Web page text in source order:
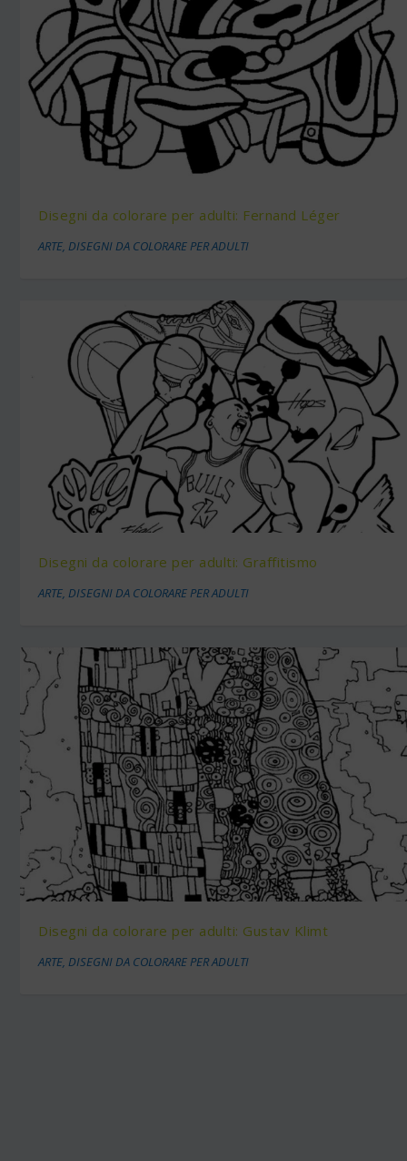
Disegni da colorare per adulti: Fernand Léger
ARTE,DISEGNI DA COLORARE PER ADULTI
Disegni da colorare per adulti: Graffitismo
ARTE,DISEGNI DA COLORARE PER ADULTI
Disegni da colorare per adulti: Gustav Klimt
ARTE,DISEGNI DA COLORARE PER ADULTI